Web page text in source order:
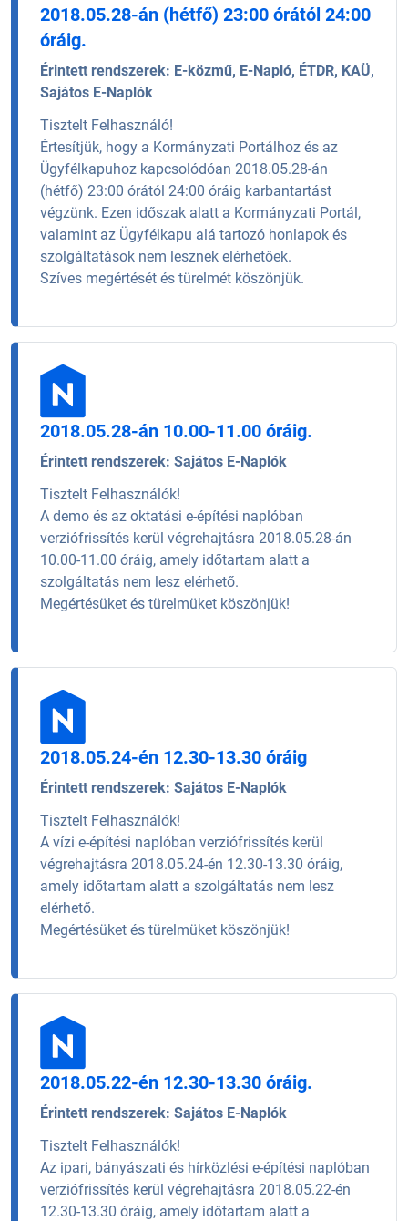
2018.05.28-án (hétfő) 23:00 órától 24:00
óráig.
Érintett rendszerek: E-közmű, E-Napló, ÉTDR, KAÜ,
Sajátos E-Naplók
Tisztelt Felhasználó!
Értesítjük, hogy a Kormányzati Portálhoz és az
Ügyfélkapuhoz kapcsolódóan 2018.05.28-án
(hétfő) 23:00 órától 24:00 óráig karbantartást
végzünk. Ezen időszak alatt a Kormányzati Portál,
valamint az Ügyfélkapu alá tartozó honlapok és
szolgáltatások nem lesznek elérhetőek.
Szíves megértését és türelmét köszönjük.
2018.05.28-án 10.00-11.00 óráig.
Érintett rendszerek: Sajátos E-Naplók
Tisztelt Felhasználók!
A demo és az oktatási e-építési naplóban
verziófrissítés kerül végrehajtásra 2018.05.28-án
10.00-11.00 óráig, amely időtartam alatt a
szolgáltatás nem lesz elérhető.
Megértésüket és türelmüket köszönjük!
2018.05.24-én 12.30-13.30 óráig
Érintett rendszerek: Sajátos E-Naplók
Tisztelt Felhasználók!
A vízi e-építési naplóban verziófrissítés kerül
végrehajtásra 2018.05.24-én 12.30-13.30 óráig,
amely időtartam alatt a szolgáltatás nem lesz
elérhető.
Megértésüket és türelmüket köszönjük!
2018.05.22-én 12.30-13.30 óráig.
Érintett rendszerek: Sajátos E-Naplók
Tisztelt Felhasználók!
Az ipari, bányászati és hírközlési e-építési naplóban
verziófrissítés kerül végrehajtásra 2018.05.22-én
12.30-13.30 óráig, amely időtartam alatt a